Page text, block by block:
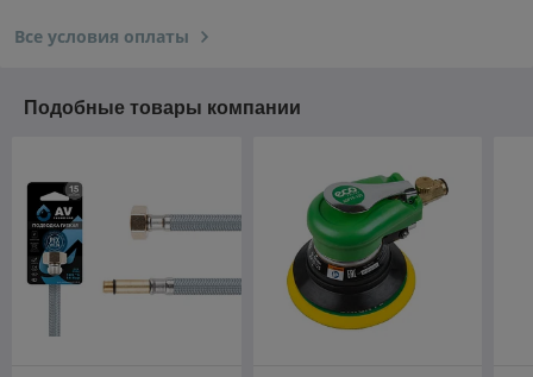
Все условия оплаты
Подобные товары компании